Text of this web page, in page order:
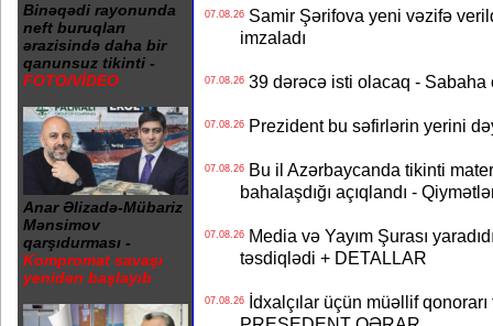
Binəqədi rayonunda
neft buruqları
ərazisində daha bir
qanunsuz tikinti -
FOTO/VİDEO
Anar Əlizadə-Mübariz
Mənsimov
qarşıdurması -
Kompromat savaşı
yenidən başlayıb
07.08.26Samir Şərifova yeni vəzifə
imzaladı
07.08.2639 dərəcə isti olacaq - Sabaha
07.08.26Prezident bu səfirlərin yerini
07.08.26Bu il Azərbaycanda tikinti
bahalaşdığı açıqlandı -
07.08.26Media və Yayım Şurası
təsdiqlədi + DETALLAR
07.08.26İdxalçılar üçün müəllif